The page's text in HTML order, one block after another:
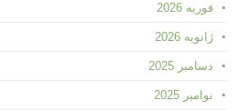
فوریه 2026
ژانویه 2026
دسامبر 2025
نوامبر 2025